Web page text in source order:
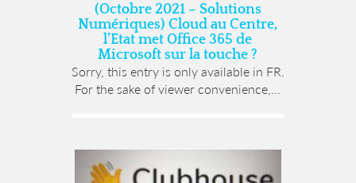
(Octobre 2021 – Solutions
Numériques) Cloud au Centre,
l’Etat met Office 365 de
Microsoft sur la touche ?
Sorry, this entry is only available in FR.
For the sake of viewer convenience,...